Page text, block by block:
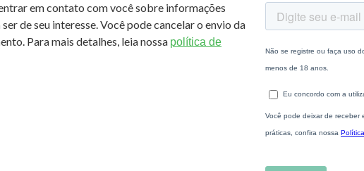
em contato com você sobre informações
de seu interesse. Você pode cancelar o envio da
Para mais detalhes, leia nossa política de